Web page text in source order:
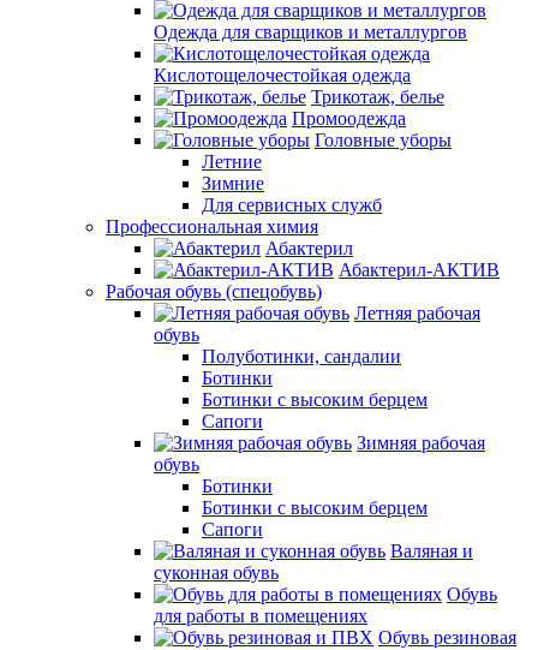
Одежда для сварщиков и металлургов
Кислотощелочестойкая одежда
Трикотаж, белье
Промоодежда
Головные уборы
Летние
Зимние
Для сервисных служб
Профессиональная химия
Абактерил
Абактерил-АКТИВ
Рабочая обувь (спецобувь)
Летняя рабочая
обувь
Полуботинки, сандалии
Ботинки
Ботинки с высоким берцем
Сапоги
Зимняя рабочая
обувь
Ботинки
Ботинки с высоким берцем
Сапоги
Валяная и
суконная обувь
Обувь
для работы в помещениях
Обувь резиновая